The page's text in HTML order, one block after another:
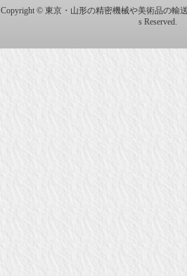
Copyright © 東京・山形の精密機械や美術品の輸
s Reserved.